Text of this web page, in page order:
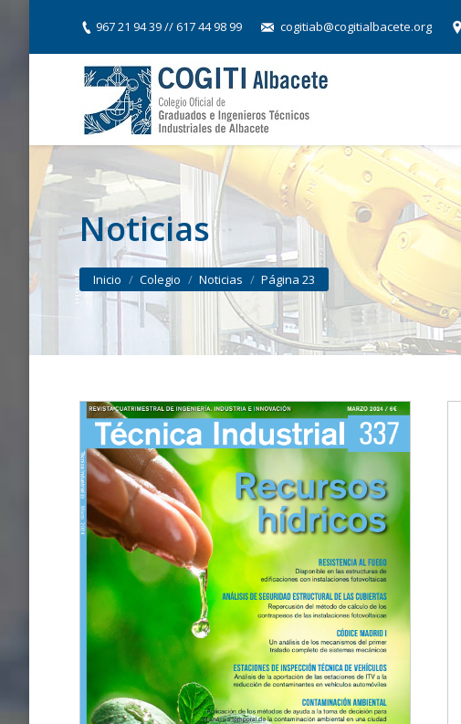
967 21 94 39 // 617 44 98 99 cogitiab@cogitialbacete.org
Noticias
You are here:
Inicio Colegio Noticias Página 23